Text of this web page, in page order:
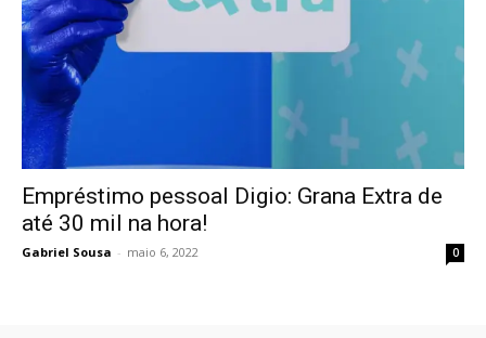
Empréstimo pessoal Digio: Grana Extra de
até 30 mil na hora!
Gabriel Sousa - maio 6, 2022 0